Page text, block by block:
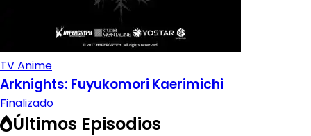
TV Anime
Arknights: Fuyukomori Kaerimichi
Finalizado
Últimos Episodios